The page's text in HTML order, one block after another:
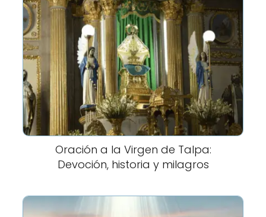
Oración a la Virgen de Talpa:
Devoción, historia y milagros